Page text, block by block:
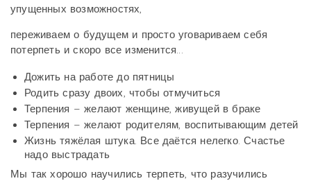
упущенных возможностях,
переживаем о будущем и просто уговариваем себя
потерпеть и скоро все изменится...
Дожить на работе до пятницы
Родить сразу двоих, чтобы отмучиться
Терпения – желают женщине, живущей в браке
Терпения – желают родителям, воспитывающим детей
Жизнь тяжёлая штука. Все даётся нелегко. Счастье
надо выстрадать
Мы так хорошо научились терпеть, что разучились